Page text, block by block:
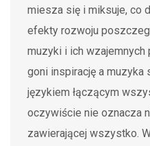
miesza się i miksuje, co
efekty rozwoju
muzyki i ich wzajemnych
goni inspirację a muzyka
językiem łączącym
oczywiście nie oznacza
zawierającej wszystko.